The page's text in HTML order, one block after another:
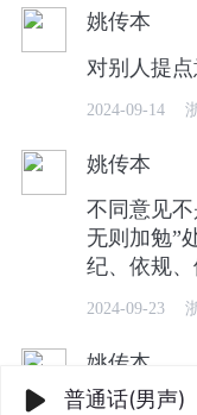
姚传本
对别人提
2024-09-14
姚传本
不同意见不
无则加勉”
纪、依规、
2024-09-23
姚传本
“三观”不同
 普通话(男声)